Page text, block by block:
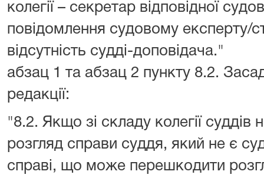
колегії – секретар відповідної
повідомлення судовому експерту/
відсутність судді-доповідача."
абзац 1 та абзац 2 пункту 8.2.
редакції:
"8.2. Якщо зі складу колегії
розгляд справи суддя, який не є
справі, що може перешкодити